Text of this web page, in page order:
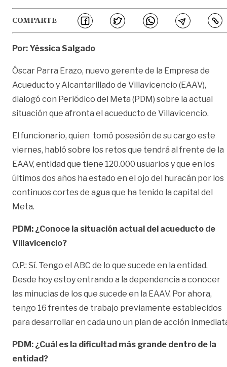
COMPARTE
Por: Yéssica Salgado
Óscar Parra Erazo, nuevo gerente de la Empresa de
Acueducto y Alcantarillado de Villavicencio (EAAV),
dialogó con Periódico del Meta (PDM) sobre la actual
situación que afronta el acueducto de Villavicencio.
El funcionario, quien tomó posesión de su cargo este
viernes, habló sobre los retos que tendrá al frente de la
EAAV, entidad que tiene 120.000 usuarios y que en los
últimos dos años ha estado en el ojo del huracán por los
continuos cortes de agua que ha tenido la capital del
Meta.
PDM: ¿Conoce la situación actual del acueducto de
Villavicencio?
O.P.: Sí. Tengo el ABC de lo que sucede en la entidad.
Desde hoy estoy entrando a la dependencia a conocer
las minucias de los que sucede en la EAAV. Por ahora,
tengo 16 frentes de trabajo previamente establecidos
para desarrollar en cada uno un plan de acción
PDM: ¿Cuál es la dificultad más grande dentro de la
entidad?